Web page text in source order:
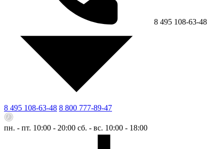
8 495 108-63-48
8 495 108-63-48 8 800 777-89-47
пн. - пт. 10:00 - 20:00 сб. - вс. 10:00 - 18:00